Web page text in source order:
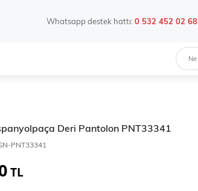
Whatsapp destek hattı:0 532 452 02 68
Deri Pantolon PNT33341
PNT33341
TL